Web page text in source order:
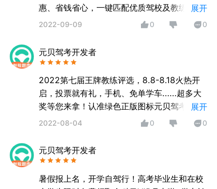
惠、省钱省心，一键匹配优质驾校及教练，一
站式拿证，快速通关！快来App体验吧~如有
服务哦！
展开
2022-09-09 0 0
元贝驾考开发者
2022第七届王牌教练评选，8.8-8.18火热开
启，投票就有礼，手机、免单学车......超多大
奖等您来拿！认准绿色正版图标元贝驾考，题
库新，解析准，拿证快！如有疑问，可通过
展开
2022-08-04 0 0
元贝驾考开发者
暑假报上名，开学自驾行！高考毕业生和在校